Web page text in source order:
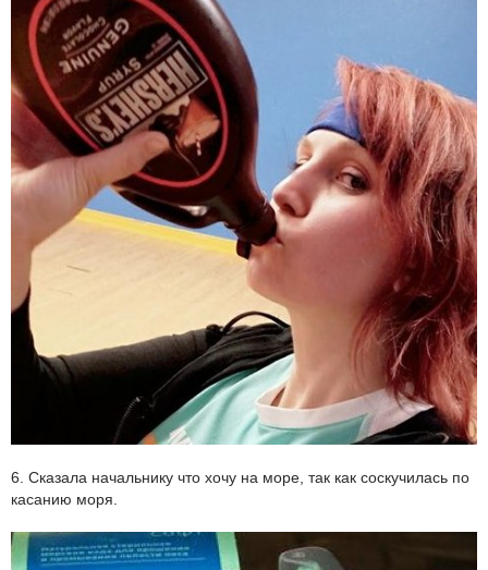
6. Сказала начальнику что хочу на море, так как соскучилась по
касанию моря.